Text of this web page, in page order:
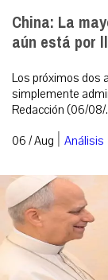
China: La
aún está por
Los próximos dos
simplemente
Redacción (06/08/
06 / Aug | Análisis